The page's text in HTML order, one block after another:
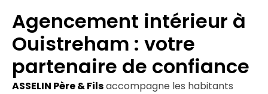
Agencement intérieur à
Ouistreham : votre
partenaire de confiance
ASSELIN Père & Filsaccompagne les habitants